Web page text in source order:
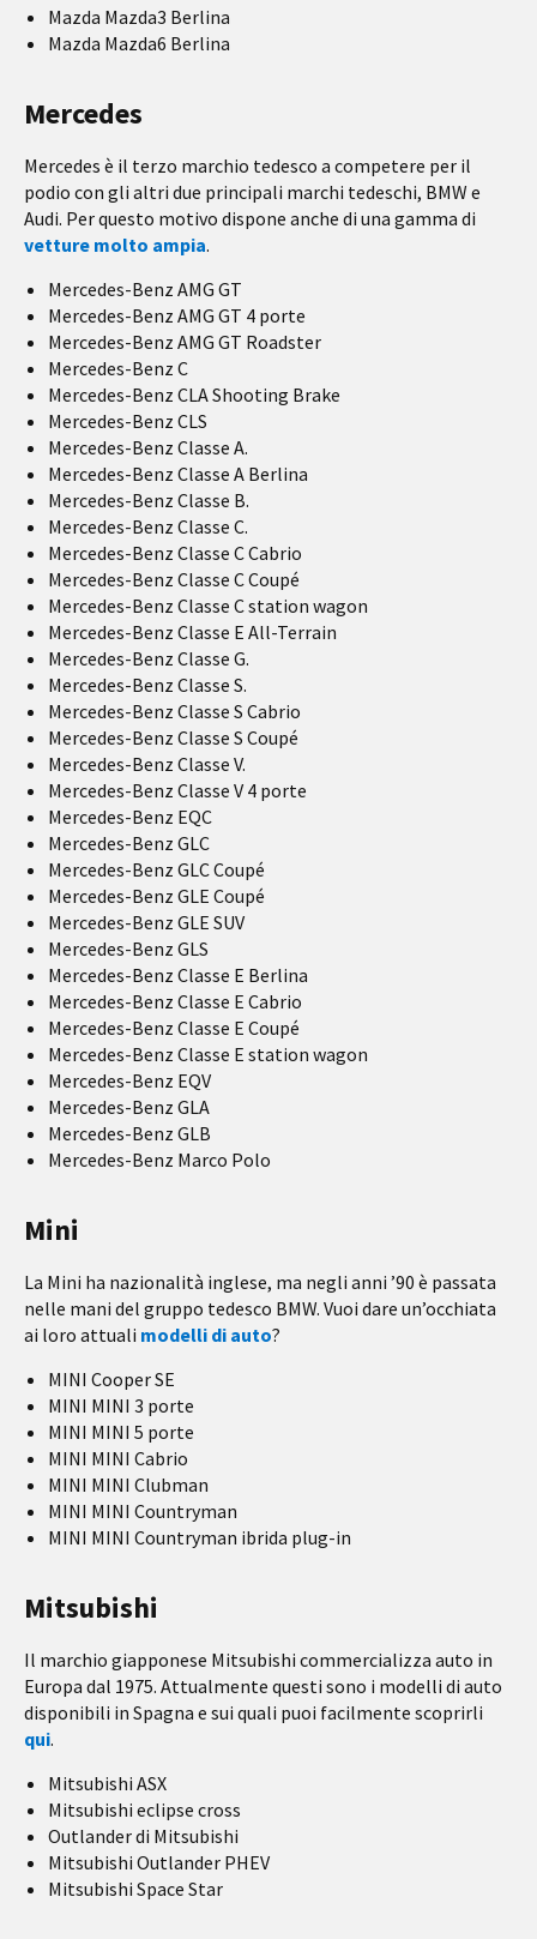
Mazda Mazda3 Berlina
Mazda Mazda6 Berlina
Mercedes
Mercedes è il terzo marchio tedesco a competere per il
podio con gli altri due principali marchi tedeschi, BMW e
Audi. Per questo motivo dispone anche di una gamma di
vetture molto ampia.
Mercedes-Benz AMG GT
Mercedes-Benz AMG GT 4 porte
Mercedes-Benz AMG GT Roadster
Mercedes-Benz C
Mercedes-Benz CLA Shooting Brake
Mercedes-Benz CLS
Mercedes-Benz Classe A.
Mercedes-Benz Classe A Berlina
Mercedes-Benz Classe B.
Mercedes-Benz Classe C.
Mercedes-Benz Classe C Cabrio
Mercedes-Benz Classe C Coupé
Mercedes-Benz Classe C station wagon
Mercedes-Benz Classe E All-Terrain
Mercedes-Benz Classe G.
Mercedes-Benz Classe S.
Mercedes-Benz Classe S Cabrio
Mercedes-Benz Classe S Coupé
Mercedes-Benz Classe V.
Mercedes-Benz Classe V 4 porte
Mercedes-Benz EQC
Mercedes-Benz GLC
Mercedes-Benz GLC Coupé
Mercedes-Benz GLE Coupé
Mercedes-Benz GLE SUV
Mercedes-Benz GLS
Mercedes-Benz Classe E Berlina
Mercedes-Benz Classe E Cabrio
Mercedes-Benz Classe E Coupé
Mercedes-Benz Classe E station wagon
Mercedes-Benz EQV
Mercedes-Benz GLA
Mercedes-Benz GLB
Mercedes-Benz Marco Polo
Mini
La Mini ha nazionalità inglese, ma negli anni ’90 è passata
nelle mani del gruppo tedesco BMW. Vuoi dare un’occhiata
ai loro attuali modelli di auto?
MINI Cooper SE
MINI MINI 3 porte
MINI MINI 5 porte
MINI MINI Cabrio
MINI MINI Clubman
MINI MINI Countryman
MINI MINI Countryman ibrida plug-in
Mitsubishi
Il marchio giapponese Mitsubishi commercializza auto in
Europa dal 1975. Attualmente questi sono i modelli di auto
disponibili in Spagna e sui quali puoi facilmente scoprirli
qui.
Mitsubishi ASX
Mitsubishi eclipse cross
Outlander di Mitsubishi
Mitsubishi Outlander PHEV
Mitsubishi Space Star